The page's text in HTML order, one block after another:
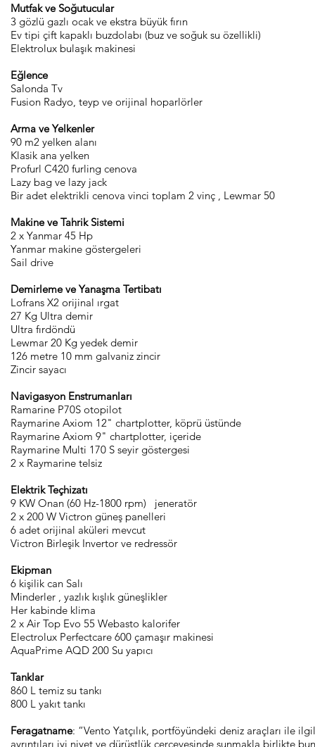
Mutfak ve Soğutucular
3 gözlü gazlı ocak ve ekstra büyük fırın
Ev tipi çift kapaklı buzdolabı (buz ve soğuk su özellikli)
Elektrolux bulaşık makinesi
Eğlence
Salonda Tv
Fusion Radyo, teyp ve orijinal hoparlörler
Arma ve Yelkenler
90 m2 yelken alanı
Klasik ana yelken
Profurl C420 furling cenova
Lazy bag ve lazy jack
Bir adet elektrikli cenova vinci toplam 2 vinç , Lewmar 50
Makine ve Tahrik Sistemi
2 x Yanmar 45 Hp
Yanmar makine göstergeleri
Sail drive
Demirleme ve Yanaşma Tertibatı
Lofrans X2 orijinal ırgat
27 Kg Ultra demir
Ultra fırdöndü
Lewmar 20 Kg yedek demir
126 metre 10 mm galvaniz zincir
Zincir sayacı
Navigasyon Enstrumanları
Ramarine P70S otopilot
Raymarine Axiom 12" chartplotter, köprü üstünde
Raymarine Axiom 9" chartplotter, içeride
Raymarine Multi 170 S seyir göstergesi
2 x Raymarine telsiz
Elektrik Teçhizatı
9 KW Onan (60 Hz-1800 rpm) jeneratör
2 x 200 W Victron güneş panelleri
6 adet orijinal aküleri mevcut
Victron Birleşik Invertor ve redressör
Ekipman
6 kişilik can Salı
Minderler , yazlık kışlık güneşlikler
Her kabinde klima
2 x Air Top Evo 55 Webasto kalorifer
Electrolux Perfectcare 600 çamaşır makinesi
AquaPrime AQD 200 Su yapıcı
Tanklar
860 L temiz su tankı
800 L yakıt tankı
Feragatname: “Vento Yatçılık, portföyündeki deniz araçları ile
ayrıntıları iyi niyet ve dürüstlük çerçevesinde sunmakla birlikte